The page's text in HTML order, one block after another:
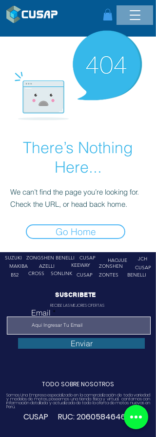
There’s Nothing
Here...
We can’t find the page you’re looking for.
Check the URL, or head back home.
Go Home
SUZUKI
ZONGSHEN
MAKIBA
AZELLI
BENELLI
CUSAP
KEEWAY
B52
CROSS SONLINK CUSAP
HAOJUE
JCH
ZONSHEN
ZONTES
CUSAP
BENELLI
SUSCRIBETE
RECIBE LAS MEJORES OFERTAS
Email
Enviar
TODO SOBRE NOSOTROS
Somos Una Empresa especializado en la comercialización de toda variedad
y modelos de motos, poseemos una tienda física y virtual. contamos con
información detallada y actualizada de toda la oferta de motos nuevas en
Perú.
CUSAP RUC:20605846468